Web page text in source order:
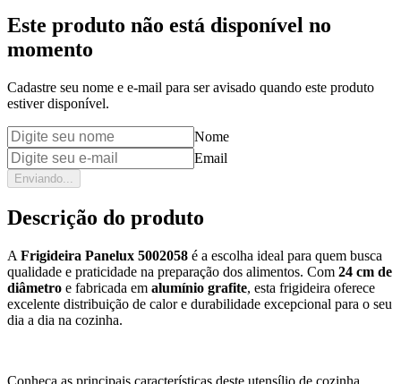
Este produto não está disponível no
momento
Cadastre seu nome e e-mail para ser avisado quando este produto
estiver disponível.
Nome
Email
Enviando...
Descrição do produto
A Frigideira Panelux 5002058 é a escolha ideal para quem busca
qualidade e praticidade na preparação dos alimentos. Com 24 cm de
diâmetro e fabricada em alumínio grafite, esta frigideira oferece
excelente distribuição de calor e durabilidade excepcional para o seu
dia a dia na cozinha.
Conheça as principais características deste utensílio de cozinha